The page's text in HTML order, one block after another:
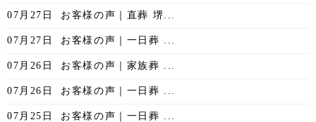
07月27日 お客様の声｜直葬 堺...
07月27日 お客様の声｜一日葬 ...
07月26日 お客様の声｜家族葬 ...
07月26日 お客様の声｜一日葬 ...
07月25日 お客様の声｜一日葬 ...